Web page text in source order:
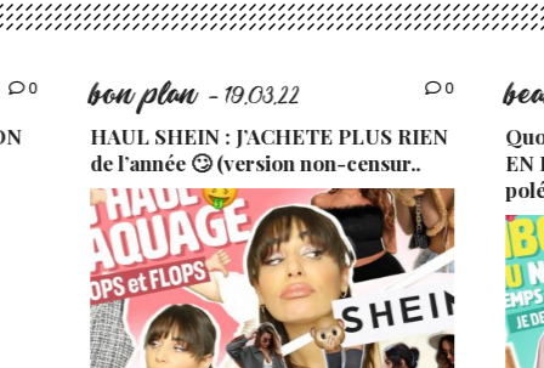
0 bon plan - 19.03.22 0
HAUL SHEIN : J’ACHETE PLUS RIEN
de l’année 🙄 (version non-censur..
EN